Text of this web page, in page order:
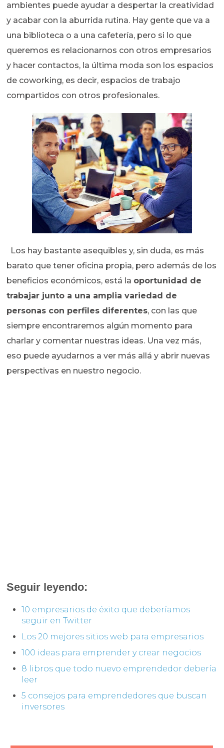
ambientes puede ayudar a despertar la creatividad
y acabar con la aburrida rutina. Hay gente que va a
una biblioteca o a una cafetería, pero si lo que
queremos es relacionarnos con otros empresarios
y hacer contactos, la última moda son los espacios
de coworking, es decir, espacios de trabajo
compartidos con otros profesionales.
Los hay bastante asequibles y, sin duda, es más
barato que tener oficina propia, pero además de los
beneficios económicos, está la oportunidad de
trabajar junto a una amplia variedad de
personas con perfiles diferentes, con las que
siempre encontraremos algún momento para
charlar y comentar nuestras ideas. Una vez más,
eso puede ayudarnos a ver más allá y abrir nuevas
perspectivas en nuestro negocio.
Seguir leyendo:
10 empresarios de éxito que deberíamos
seguir en Twitter
Los 20 mejores sitios web para empresarios
100 ideas para emprender y crear negocios
8 libros que todo nuevo emprendedor debería
leer
5 consejos para emprendedores que buscan
inversores